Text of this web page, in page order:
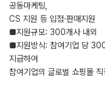
공동마케팅,
CS 지원 등 입점·판매지원
■지원규모: 300개사 내외
■지원방식: 참여기업 당
지급하여
참여기업의 글로벌 쇼핑몰